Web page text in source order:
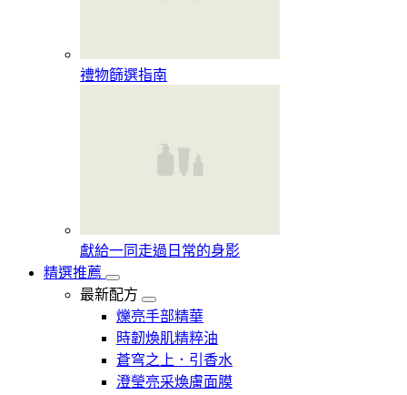
禮物篩選指南
獻給一同走過日常的身影
精選推薦
最新配方
爍亮手部精華
時韌煥肌精粹油
蒼穹之上．引香水
澄瑩亮采煥膚面膜